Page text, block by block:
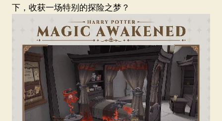
下，收获一场特别的探险之梦？